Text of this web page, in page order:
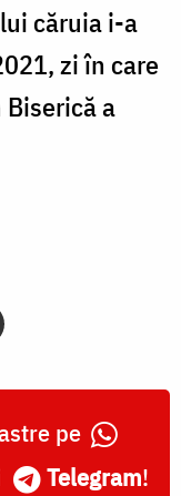
căruia i-a
zi în care
a
pe
Telegram!